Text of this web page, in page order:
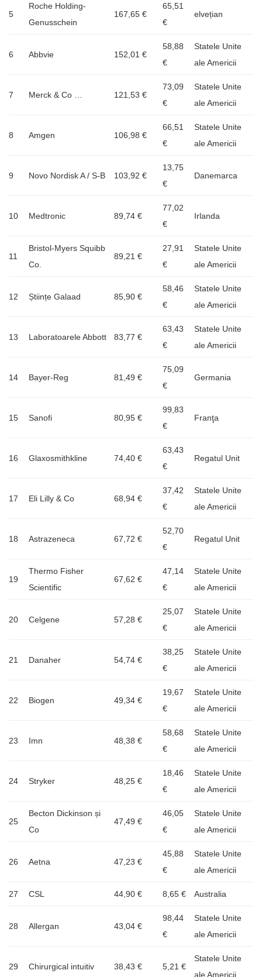
5
Roche Holding-
Genusschein
167,65 €
65,51
€
elvețian
6 Abbvie 152,01 €
58,88
€
Statele Unite
ale Americii
7 Merck & Co … 121,53 €
73,09
€
Statele Unite
ale Americii
8 Amgen 106,98 €
66,51
€
Statele Unite
ale Americii
9 Novo Nordisk A / S-B 103,92 €
13,75
€
Danemarca
10 Medtronic 89,74 €
77,02
€
Irlanda
11
Bristol-Myers Squibb
Co.
89,21 €
27,91
€
Statele Unite
ale Americii
12 Științe Galaad 85,90 €
58,46
€
Statele Unite
ale Americii
13 Laboratoarele Abbott 83,77 €
63,43
€
Statele Unite
ale Americii
14 Bayer-Reg 81,49 €
75,09
€
Germania
15 Sanofi 80,95 €
99,83
€
Franţa
16 Glaxosmithkline 74,40 €
63,43
€
Regatul Unit
17 Eli Lilly & Co 68,94 €
37,42
€
Statele Unite
ale Americii
18 Astrazeneca 67,72 €
52,70
€
Regatul Unit
19
Thermo Fisher
Scientific
67,62 €
47,14
€
Statele Unite
ale Americii
20 Celgene 57,28 €
25,07
€
Statele Unite
ale Americii
21 Danaher 54,74 €
38,25
€
Statele Unite
ale Americii
22 Biogen 49,34 €
19,67
€
Statele Unite
ale Americii
23 Imn 48,38 €
58,68
€
Statele Unite
ale Americii
24 Stryker 48,25 €
18,46
€
Statele Unite
ale Americii
25
Becton Dickinson și
Co
47,49 €
46,05
€
Statele Unite
ale Americii
26 Aetna 47,23 €
45,88
€
Statele Unite
ale Americii
27 CSL 44,90 € 8,65 € Australia
28 Allergan 43,04 €
98,44
€
Statele Unite
ale Americii
29 Chirurgical intuitiv 38,43 € 5,21 €
Statele Unite
ale Americii